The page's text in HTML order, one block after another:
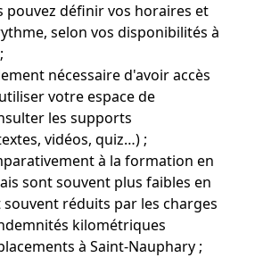
pouvez définir vos horaires et
selon vos disponibilités à
nécessaire d'avoir accès
votre espace de
les supports
vidéos, quiz…) ;
à la formation en
sont souvent plus faibles en
réduits par les charges
kilométriques
à Saint-Nauphary ;